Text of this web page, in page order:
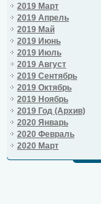
2019 Март
2019 Апрель
2019 Май
2019 Июнь
2019 Июль
2019 Август
2019 Сентябрь
2019 Октябрь
2019 Ноябрь
2019 Год (Архив)
2020 Январь
2020 Февраль
2020 Март